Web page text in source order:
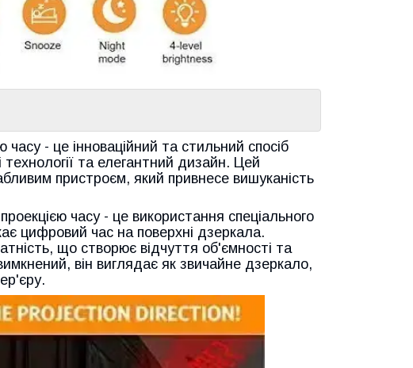
- це інноваційний та стильний спосіб
технології та елегантний дизайн. Цей
пристроєм, який привнесе вишуканість
часу - це використання спеціального
цифровий час на поверхні дзеркала.
що створює відчуття об'ємності та
він виглядає як звичайне дзеркало,